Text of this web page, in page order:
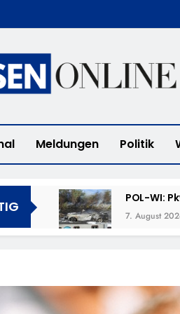
Online
Meldungen Politik
POL-WI:
7. August
POL-LM:
POL-DA:
7. August
POL-OF: